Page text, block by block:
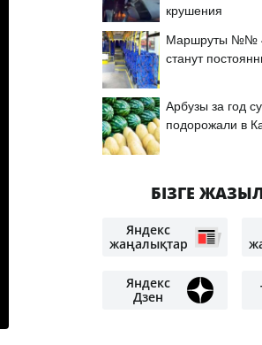
крушения
Маршруты №№ 4
станут
Арбузы за год
подорожали в
БІЗГЕ
Яндекс
жаңалықтар
Яндекс
Дзен